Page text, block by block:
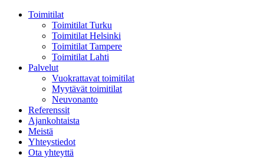
Toimitilat
Toimitilat Turku
Toimitilat Helsinki
Toimitilat Tampere
Toimitilat Lahti
Palvelut
Vuokrattavat toimitilat
Myytävät toimitilat
Neuvonanto
Referenssit
Ajankohtaista
Meistä
Yhteystiedot
Ota yhteyttä